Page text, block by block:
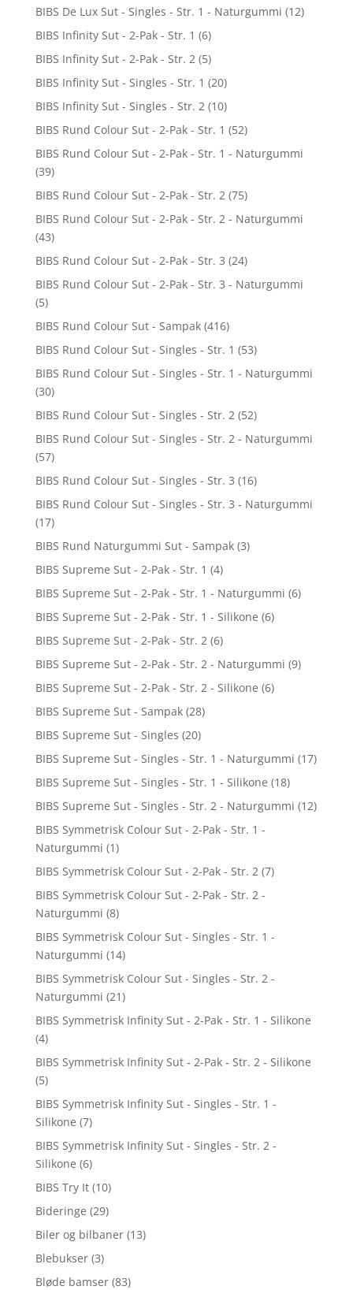
BIBS De Lux Sut - Singles - Str. 1 - Naturgummi (12)
BIBS Infinity Sut - 2-Pak - Str. 1 (6)
BIBS Infinity Sut - 2-Pak - Str. 2 (5)
BIBS Infinity Sut - Singles - Str. 1 (20)
BIBS Infinity Sut - Singles - Str. 2 (10)
BIBS Rund Colour Sut - 2-Pak - Str. 1 (52)
BIBS Rund Colour Sut - 2-Pak - Str. 1 - Naturgummi
(39)
BIBS Rund Colour Sut - 2-Pak - Str. 2 (75)
BIBS Rund Colour Sut - 2-Pak - Str. 2 - Naturgummi
(43)
BIBS Rund Colour Sut - 2-Pak - Str. 3 (24)
BIBS Rund Colour Sut - 2-Pak - Str. 3 - Naturgummi
(5)
BIBS Rund Colour Sut - Sampak (416)
BIBS Rund Colour Sut - Singles - Str. 1 (53)
BIBS Rund Colour Sut - Singles - Str. 1 - Naturgummi
(30)
BIBS Rund Colour Sut - Singles - Str. 2 (52)
BIBS Rund Colour Sut - Singles - Str. 2 - Naturgummi
(57)
BIBS Rund Colour Sut - Singles - Str. 3 (16)
BIBS Rund Colour Sut - Singles - Str. 3 - Naturgummi
(17)
BIBS Rund Naturgummi Sut - Sampak (3)
BIBS Supreme Sut - 2-Pak - Str. 1 (4)
BIBS Supreme Sut - 2-Pak - Str. 1 - Naturgummi (6)
BIBS Supreme Sut - 2-Pak - Str. 1 - Silikone (6)
BIBS Supreme Sut - 2-Pak - Str. 2 (6)
BIBS Supreme Sut - 2-Pak - Str. 2 - Naturgummi (9)
BIBS Supreme Sut - 2-Pak - Str. 2 - Silikone (6)
BIBS Supreme Sut - Sampak (28)
BIBS Supreme Sut - Singles (20)
BIBS Supreme Sut - Singles - Str. 1 - Naturgummi (17)
BIBS Supreme Sut - Singles - Str. 1 - Silikone (18)
BIBS Supreme Sut - Singles - Str. 2 - Naturgummi (12)
BIBS Symmetrisk Colour Sut - 2-Pak - Str. 1 -
Naturgummi (1)
BIBS Symmetrisk Colour Sut - 2-Pak - Str. 2 (7)
BIBS Symmetrisk Colour Sut - 2-Pak - Str. 2 -
Naturgummi (8)
BIBS Symmetrisk Colour Sut - Singles - Str. 1 -
Naturgummi (14)
BIBS Symmetrisk Colour Sut - Singles - Str. 2 -
Naturgummi (21)
BIBS Symmetrisk Infinity Sut - 2-Pak - Str. 1 - Silikone
(4)
BIBS Symmetrisk Infinity Sut - 2-Pak - Str. 2 - Silikone
(5)
BIBS Symmetrisk Infinity Sut - Singles - Str. 1 -
Silikone (7)
BIBS Symmetrisk Infinity Sut - Singles - Str. 2 -
Silikone (6)
BIBS Try It (10)
Bideringe (29)
Biler og bilbaner (13)
Blebukser (3)
Bløde bamser (83)